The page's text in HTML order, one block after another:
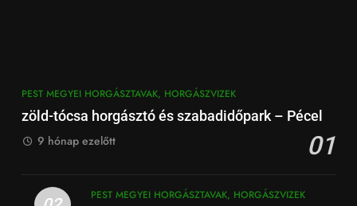
PEST MEGYEI HORGÁSZTAVAK, HORGÁSZVIZEK
zöld-tócsa horgásztó és szabadidőpark – Pécel
01
9 hónap ezelőtt
PEST MEGYEI HORGÁSZTAVAK, HORGÁSZVIZEK